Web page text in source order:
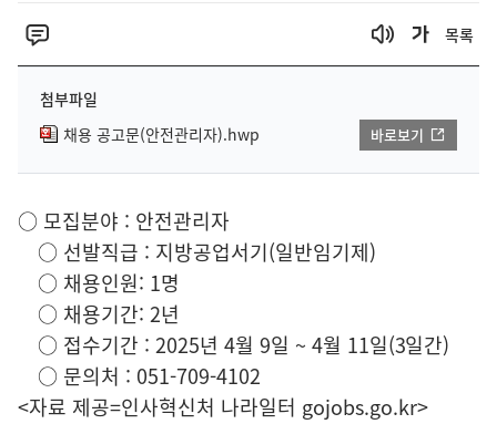
목록
첨부파일
채용 공고문(안전관리자).hwp
바로보기
○ 모집분야 : 안전관리자
○ 선발직급 : 지방공업서기(일반임기제)
○ 채용인원: 1명
○ 채용기간: 2년
○ 접수기간 : 2025년 4월 9일 ~ 4월 11일(3일간)
○ 문의처 : 051-709-4102
<자료 제공=인사혁신처 나라일터 gojobs.go.kr>